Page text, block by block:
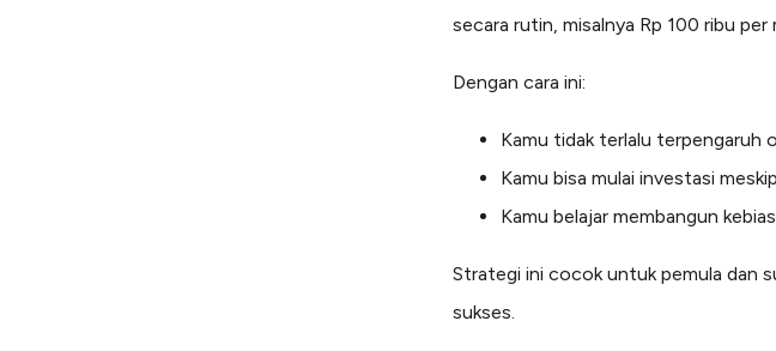
secara rutin, misalnya Rp 100 ribu per
Dengan cara ini:
Kamu tidak terlalu terpengaruh
Kamu bisa mulai investasi
Kamu belajar membangun
Strategi ini cocok untuk pemula dan
sukses.